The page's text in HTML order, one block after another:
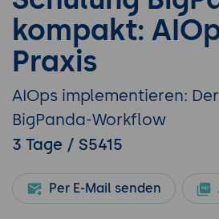
kompakt:
Praxis
AIOps implementieren:
BigPanda-Workflow
3 Tage / S5415
Per E-Mail senden